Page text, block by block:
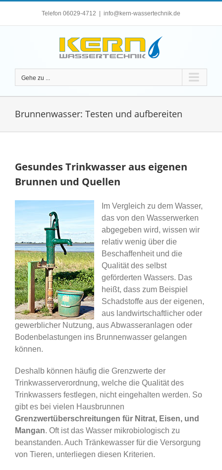
Telefon 06029-4712 info@kern-wassertechnik.de
Gehe zu ...
Brunnenwasser: Testen und aufbereiten
Gesundes Trinkwasser aus eigenen
Brunnen und Quellen
Im Vergleich zu dem Wasser,
das von den Wasserwerken
abgegeben wird, wissen wir
relativ wenig über die
Beschaffenheit und die
Qualität des selbst
geförderten Wassers. Das
heißt, dass zum Beispiel
Schadstoffe aus der eigenen,
aus landwirtschaftlicher oder
gewerblicher Nutzung, aus Abwasseranlagen oder
Bodenbelastungen ins Brunnenwasser gelangen
können.
Deshalb können häufig die Grenzwerte der
Trinkwasserverordnung, welche die Qualität des
Trinkwassers festlegen, nicht eingehalten werden. So
gibt es bei vielen Hausbrunnen
Grenzwertüberschreitungen für Nitrat, Eisen, und
Mangan. Oft ist das Wasser mikrobiologisch zu
beanstanden. Auch Tränkewasser für die Versorgung
von Tieren, unterliegen diesen Kriterien.